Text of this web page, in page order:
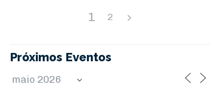
1 2
Próximos Eventos